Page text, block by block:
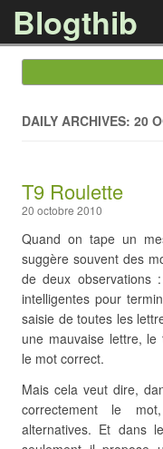
Blogthib
DAILY ARCHIVES: 20
T9 Roulette
20 octobre 2010
Quand on tape un
suggère souvent des
de deux observations
intelligentes pour
saisie de toutes les
une mauvaise lettre, le
le mot correct.
Mais cela veut dire,
correctement le
alternatives. Et dans